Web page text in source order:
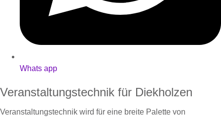
Whats app
Veranstaltungstechnik für Diekholzen
Veranstaltungstechnik wird für eine breite Palette von